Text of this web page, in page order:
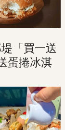
「買一送
蛋捲冰淇